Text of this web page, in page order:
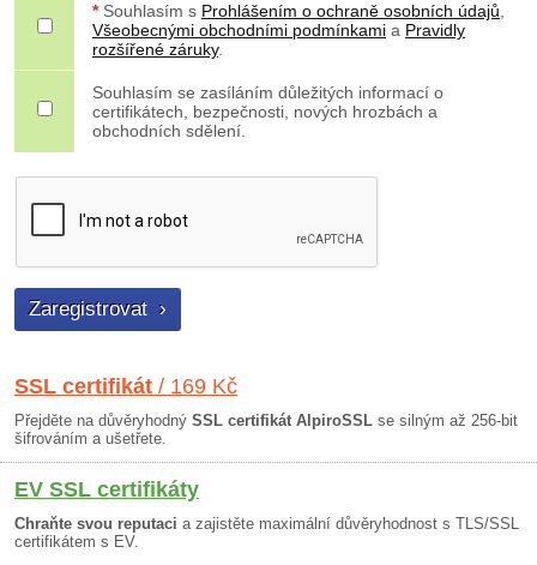
* Souhlasím s Prohlášením o ochraně osobních údajů
Všeobecnými obchodními podmínkami a Pravidly
rozšířené záruky.
Souhlasím se zasíláním důležitých informací o
certifikátech, bezpečnosti, nových hrozbách a
obchodních sdělení.
SSL certifikát / 169 Kč
Přejděte na důvěryhodný SSL certifikát AlpiroSSL se silným až 256-bit
šifrováním a ušetřete.
EV SSL certifikáty
Chraňte svou reputaci a zajistěte maximální důvěryhodnost s TLS/SSL
certifikátem s EV.